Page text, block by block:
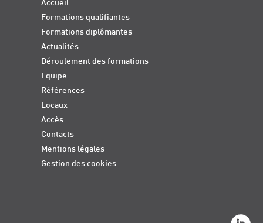
Accueil
Formations qualifiantes
Formations diplômantes
Actualités
Déroulement des formations
Equipe
Références
Locaux
Accès
Contacts
Mentions légales
Gestion des cookies